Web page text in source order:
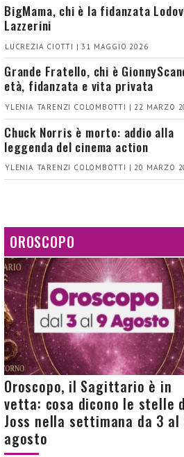
BigMama, chi è la fidanzata
Lazzerini
LUCREZIA CIOTTI | 31 MAGGIO 2026
Grande Fratello, chi è
età, fidanzata e vita privata
YLENIA TARENZI COLOMBOTTI | 22 MARZO
Chuck Norris è morto: addio alla
leggenda del cinema action
YLENIA TARENZI COLOMBOTTI | 20 MARZO
OROSCOPO
Oroscopo, il Sagittario è in
vetta: cosa dicono le stelle
Joss nella settimana da 3 al
agosto